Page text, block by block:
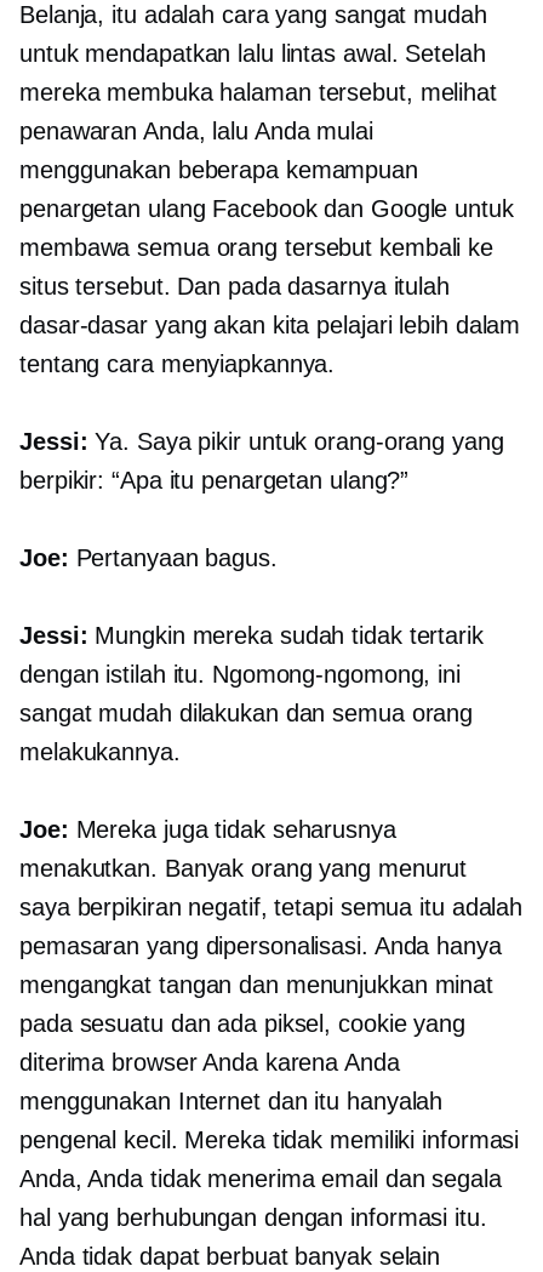
Belanja, itu adalah cara yang sangat mudah
untuk mendapatkan lalu lintas awal. Setelah
mereka membuka halaman tersebut, melihat
penawaran Anda, lalu Anda mulai
menggunakan beberapa kemampuan
penargetan ulang Facebook dan Google untuk
membawa semua orang tersebut kembali ke
situs tersebut. Dan pada dasarnya itulah
dasar-dasar yang akan kita pelajari lebih dalam
tentang cara menyiapkannya.
Jessi: Ya. Saya pikir untuk orang-orang yang
berpikir: “Apa itu penargetan ulang?”
Joe: Pertanyaan bagus.
Jessi: Mungkin mereka sudah tidak tertarik
dengan istilah itu. Ngomong-ngomong, ini
sangat mudah dilakukan dan semua orang
melakukannya.
Joe: Mereka juga tidak seharusnya
menakutkan. Banyak orang yang menurut
saya berpikiran negatif, tetapi semua itu adalah
pemasaran yang dipersonalisasi. Anda hanya
mengangkat tangan dan menunjukkan minat
pada sesuatu dan ada piksel, cookie yang
diterima browser Anda karena Anda
menggunakan Internet dan itu hanyalah
pengenal kecil. Mereka tidak memiliki informasi
Anda, Anda tidak menerima email dan segala
hal yang berhubungan dengan informasi itu.
Anda tidak dapat berbuat banyak selain